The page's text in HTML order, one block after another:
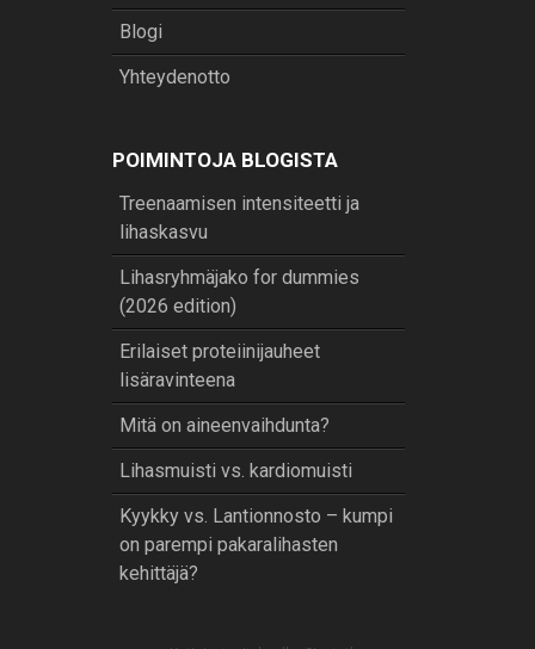
Blogi
Yhteydenotto
POIMINTOJA BLOGISTA
Treenaamisen intensiteetti ja
lihaskasvu
Lihasryhmäjako for dummies
(2026 edition)
Erilaiset proteiinijauheet
lisäravinteena
Mitä on aineenvaihdunta?
Lihasmuisti vs. kardiomuisti
Kyykky vs. Lantionnosto – kumpi
on parempi pakaralihasten
kehittäjä?